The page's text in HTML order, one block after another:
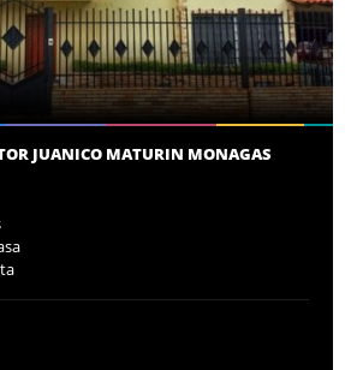
JUANICO MATURIN MONAGAS